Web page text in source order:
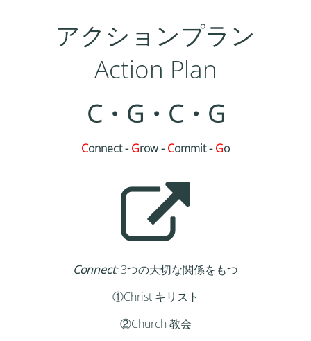
アクションプラン
Action Plan
C・G・C・G
Connect -Grow -Commit -Go
Connect:3つの大切な関係をもつ
①Christ キリスト
②Church 教会